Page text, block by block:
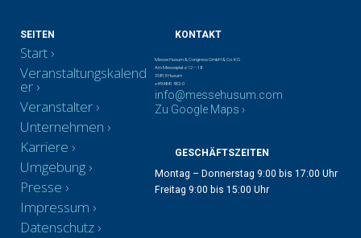
SEITEN
Start
Veranstaltungskalend
er
Veranstalter
Unternehmen
Karriere
Umgebung
Presse
Impressum
Datenschutz
KONTAKT
Messe Husum & Congress GmbH & Co. KG
Am Messeplatz 12 – 18
25813 Husum
+49 4841 902-0
info@messehusum.com
Zu Google Maps ›
GESCHÄFTSZEITEN
Montag – Donnerstag 9:00 bis 17:00 Uhr
Freitag 9:00 bis 15:00 Uhr